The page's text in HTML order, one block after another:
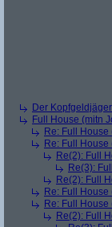
Der
Full House (mitn
Re: Full
Re: Full
Re(2): Full
Re(3):
Re(2): Full
Re: Full
Re: Full
Re(2): Full